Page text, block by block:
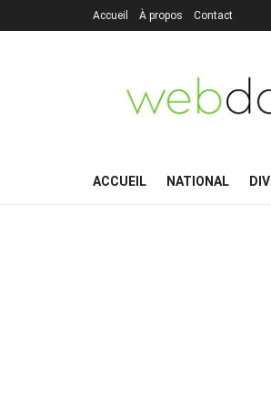
Accueil À propos Contact
ACCUEIL NATIONAL